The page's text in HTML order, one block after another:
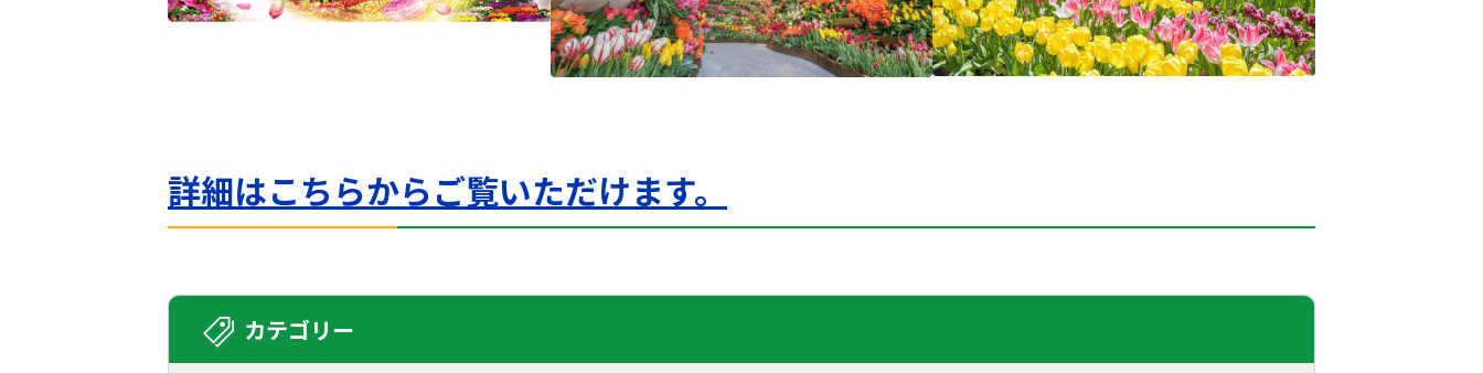
詳細はこちらからご覧いただけます。
カテゴリー